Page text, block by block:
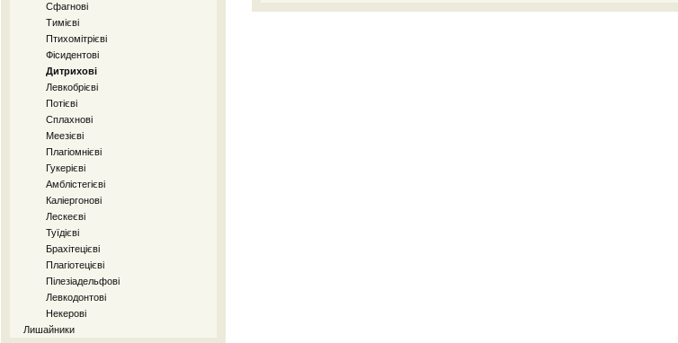
Сфагнові
Тимієві
Птихомітрієві
Фісидентові
Дитрихові
Левкобрієві
Потієві
Сплахнові
Меезієві
Плагіомнієві
Гукерієві
Амблістегієві
Каліергонові
Лескеєві
Туїдієві
Брахітецієві
Плагіотецієві
Пілезіадельфові
Левкодонтові
Некерові
Лишайники